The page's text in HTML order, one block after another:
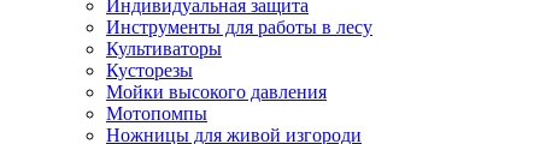
Индивидуальная защита
Инструменты для работы в лесу
Культиваторы
Кусторезы
Мойки высокого давления
Мотопомпы
Ножницы для живой изгороди